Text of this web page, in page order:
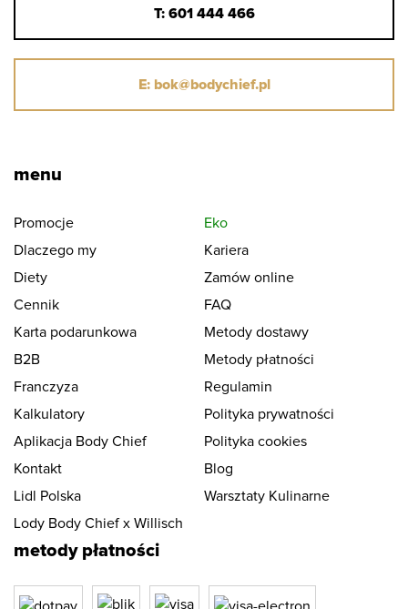
T: 601 444 466
E: bok@bodychief.pl
menu
Promocje
Eko
Dlaczego my
Kariera
Diety
Zamów online
Cennik
FAQ
Karta podarunkowa
Metody dostawy
B2B
Metody płatności
Franczyza
Regulamin
Kalkulatory
Polityka prywatności
Aplikacja Body Chief
Polityka cookies
Kontakt
Blog
Lidl Polska
Warsztaty Kulinarne
Lody Body Chief x Willisch
metody płatności